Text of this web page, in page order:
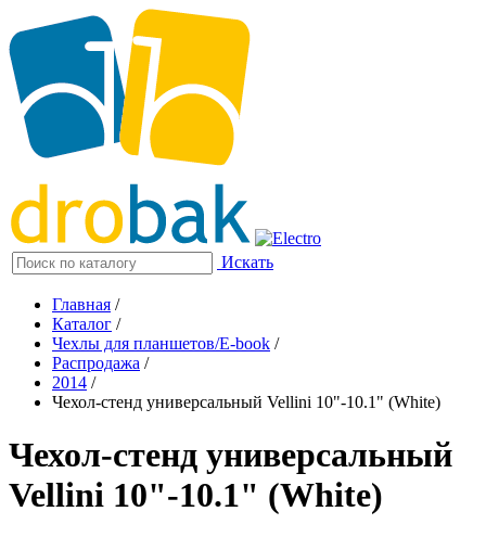
Искать
Главная /
Каталог /
Чехлы для планшетов/E-book /
Распродажа /
2014 /
Чехол-стенд универсальный Vellini 10"-10.1" (White)
Чехол-стенд универсальный
Vellini 10"-10.1" (White)